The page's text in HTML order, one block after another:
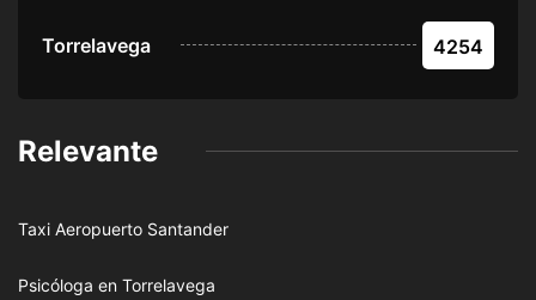
Torrelavega 4254
Relevante
Taxi Aeropuerto Santander
Psicóloga en Torrelavega